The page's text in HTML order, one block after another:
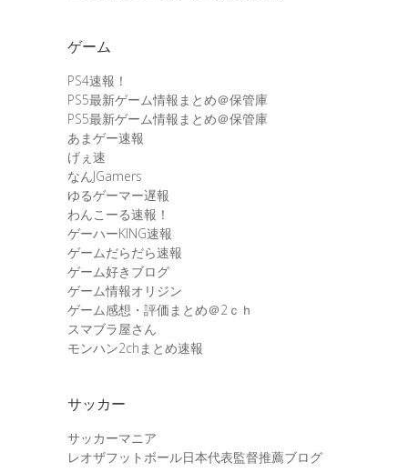
ゲーム
PS4速報！
PS5最新ゲーム情報まとめ＠保管庫
PS5最新ゲーム情報まとめ＠保管庫
あまゲー速報
げぇ速
なんJGamers
ゆるゲーマー遅報
わんこーる速報！
ゲーハーKING速報
ゲームだらだら速報
ゲーム好きブログ
ゲーム情報オリジン
ゲーム感想・評価まとめ＠2ｃｈ
スマブラ屋さん
モンハン2chまとめ速報
サッカー
サッカーマニア
レオザフットボール日本代表監督推薦ブログ